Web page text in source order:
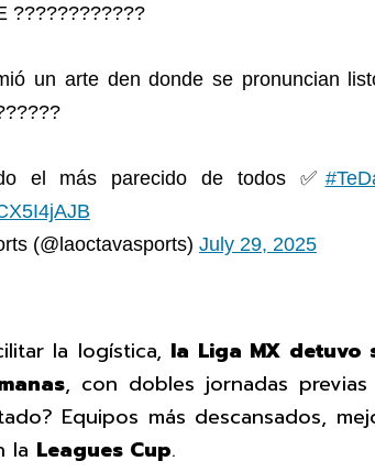
????????????
un arte den donde se pronuncian
el más parecido de todos ✅
(@laoctavasports) July 29, 2025
la logística, la Liga MX
, con dobles jornadas
Equipos más descansados,
la Leagues Cup.